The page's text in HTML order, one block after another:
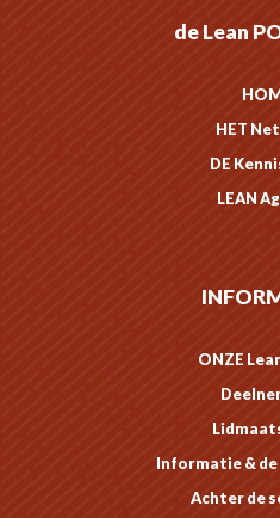
de Lean
HET
DE
LEAN
ONZE
Informatie & de
Achter de